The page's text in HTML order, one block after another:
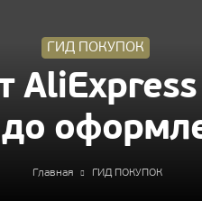
ГИД ПОКУПОК
до
Главная ГИД ПОКУПОК